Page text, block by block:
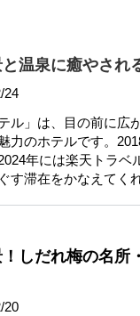
温泉に癒やされ
24
ル」は、目の前に
力のホテルです。
年には楽天トラ
す滞在をかなえてくれ
しだれ梅の名
20